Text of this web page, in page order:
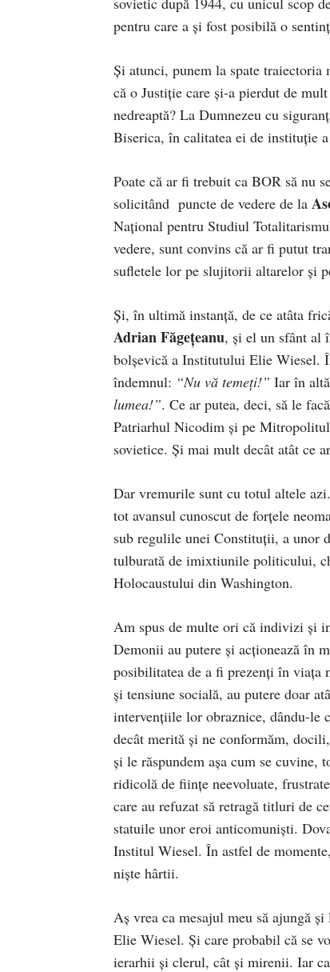
pentru care a și fost posibilă o
Și atunci, punem la spate
că o Justiție care și-a pierdut de
nedreaptă? La Dumnezeu cu
Biserica, în calitatea ei de instituție
Poate că ar fi trebuit ca BOR să nu
solicitând puncte de vedere de la
Național pentru Studiul
vedere, sunt convins că ar fi putut
sufletele lor pe slujitorii altarelor și
Și, în ultimă instanță, de ce atâta
Adrian Făgețeanu, și el un sfânt al
bolșevică a Institutului Elie Wiesel.
îndemnul: “Nu vă temeți!” Iar în
lumea!”. Ce ar putea, deci, să le
Patriarhul Nicodim și pe
sovietice. Și mai mult decât atât ce
Dar vremurile sunt cu totul altele
tot avansul cunoscut de forțele
sub regulile unei Constituții, a unor
tulburată de imixtiunile politicului,
Holocaustului din Washington.
Am spus de multe ori că indivizi și
Demonii au putere și acționează în
posibilitatea de a fi prezenți în viața
și tensiune socială, au putere doar
intervențiile lor obraznice, dându-le
decât merită și ne conformăm,
și le răspundem așa cum se
ridicolă de ființe neevoluate,
care au refuzat să retragă titluri de
statuile unor eroi anticomuniști.
Institul Wiesel. În astfel de
niște hârtii.
Aș vrea ca mesajul meu să ajungă
Elie Wiesel. Și care probabil că se
ierarhii și clerul, cât și mirenii. Iar